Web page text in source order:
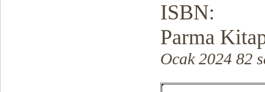
ISBN:
Parma
Ocak 2024 82